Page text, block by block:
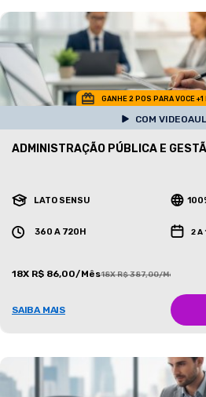
GANHE 2 POS PARA VOCE
COM
ADMINISTRAÇÃO PÚBLICA E
LATO SENSU
360 A 720H 2 A
18X R$ 86,00/Mês18X R$ 387,00/Mês
SAIBA MAIS